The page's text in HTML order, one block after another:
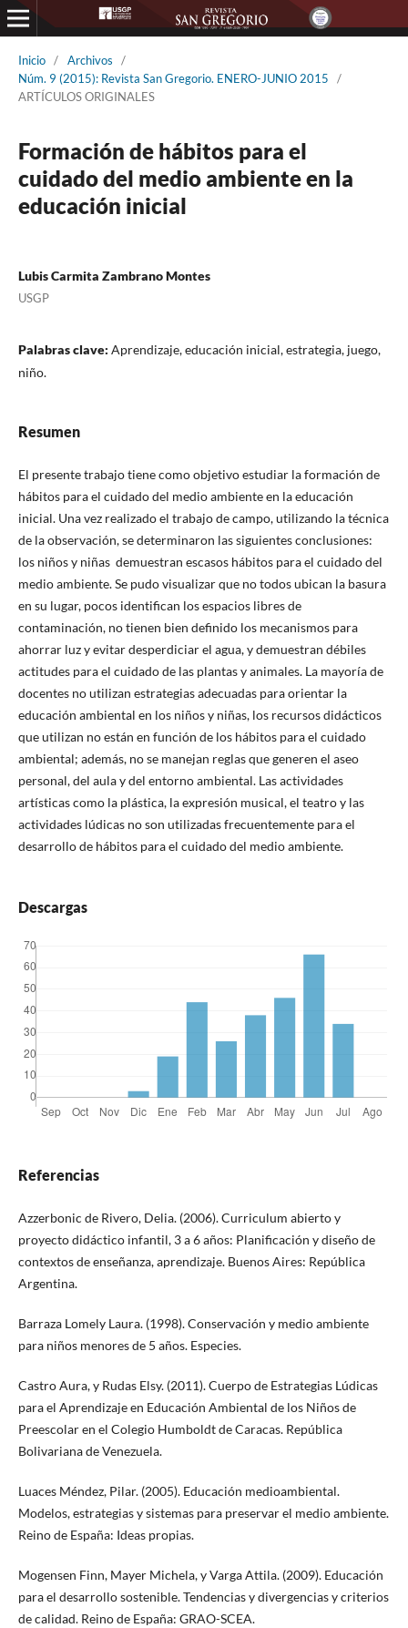
Inicio / Archivos
/
Núm. 9 (2015): Revista San Gregorio. ENERO-JUNIO 2015
/
ARTÍCULOS ORIGINALES
Formación de hábitos para el
cuidado del medio ambiente en la
educación inicial
Lubis Carmita Zambrano Montes
USGP
Palabras clave: Aprendizaje, educación inicial, estrategia, juego,
niño.
Resumen
El presente trabajo tiene como objetivo estudiar la formación de
hábitos para el cuidado del medio ambiente en la educación
inicial. Una vez realizado el trabajo de campo, utilizando la técnica
de la observación, se determinaron las siguientes conclusiones:
los niños y niñas demuestran escasos hábitos para el cuidado del
medio ambiente. Se pudo visualizar que no todos ubican la basura
en su lugar, pocos identifican los espacios libres de
contaminación, no tienen bien definido los mecanismos para
ahorrar luz y evitar desperdiciar el agua, y demuestran débiles
actitudes para el cuidado de las plantas y animales. La mayoría de
docentes no utilizan estrategias adecuadas para orientar la
educación ambiental en los niños y niñas, los recursos didácticos
que utilizan no están en función de los hábitos para el cuidado
ambiental; además, no se manejan reglas que generen el aseo
personal, del aula y del entorno ambiental. Las actividades
artísticas como la plástica, la expresión musical, el teatro y las
actividades lúdicas no son utilizadas frecuentemente para el
desarrollo de hábitos para el cuidado del medio ambiente.
Descargas
Referencias
Azzerbonic de Rivero, Delia. (2006). Curriculum abierto y
proyecto didáctico infantil, 3 a 6 años: Planificación y diseño de
contextos de enseñanza, aprendizaje. Buenos Aires: República
Argentina.
Barraza Lomely Laura. (1998). Conservación y medio ambiente
para niños menores de 5 años. Especies.
Castro Aura, y Rudas Elsy. (2011). Cuerpo de Estrategias Lúdicas
para el Aprendizaje en Educación Ambiental de los Niños de
Preescolar en el Colegio Humboldt de Caracas. República
Bolivariana de Venezuela.
Luaces Méndez, Pilar. (2005). Educación medioambiental.
Modelos, estrategias y sistemas para preservar el medio ambiente.
Reino de España: Ideas propias.
Mogensen Finn, Mayer Michela, y Varga Attila. (2009). Educación
para el desarrollo sostenible. Tendencias y divergencias y criterios
de calidad. Reino de España: GRAO-SCEA.